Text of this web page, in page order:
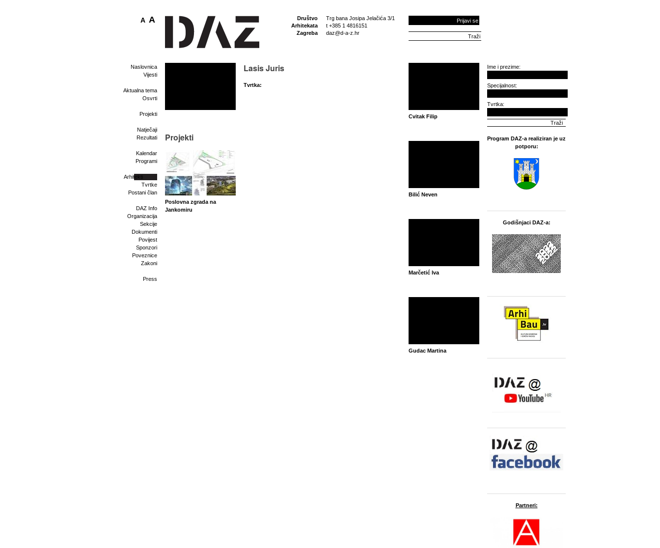
Društvo
Arhitekata
Zagreba
Trg bana Josipa Jelačića 3/1
t +385 1 4816151
daz@d-a-z.hr
Prijavi se
A A
Naslovnica
Vijesti
Aktualna tema
Osvrti
Projekti
Natječaji
Rezultati
Kalendar
Programi
Arhitekti
Tvrtke
Postani član
DAZ Info
Organizacija
Sekcije
Dokumenti
Povijest
Sponzori
Poveznice
Zakoni
Press
Lasis Juris
Tvrtka:
Projekti
Poslovna zgrada na
Jankomiru
Cvitak Filip
Bilić Neven
Marčetić Iva
Gudac Martina
Ime i prezime:
Specijalnost:
Tvrtka:
Program DAZ-a realiziran je uz
potporu:
Godišnjaci DAZ-a:
Partneri: